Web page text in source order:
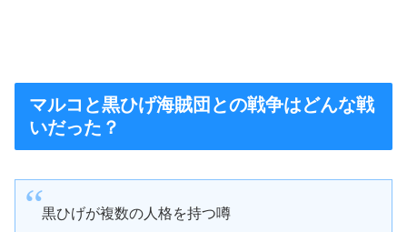
マルコと黒ひげ海賊団との戦争はどんな戦
いだった？
黒ひげが複数の人格を持つ噂